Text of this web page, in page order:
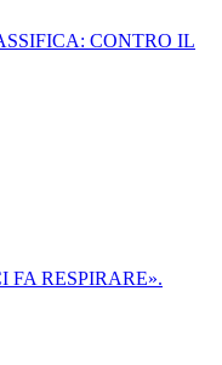
CONTRO IL
RESPIRARE».